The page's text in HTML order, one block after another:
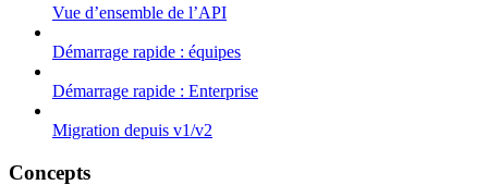
Vue d’ensemble de l’API
Démarrage rapide : équipes
Démarrage rapide : Enterprise
Migration depuis v1/v2
Concepts